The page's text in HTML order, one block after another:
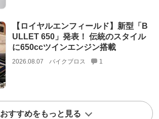
【ロイヤルエンフィールド】新型「B
ULLET 650」発表！ 伝統のスタイル
に650ccツインエンジン搭載
2026.08.07 バイクブロス 1
おすすめをもっと見る